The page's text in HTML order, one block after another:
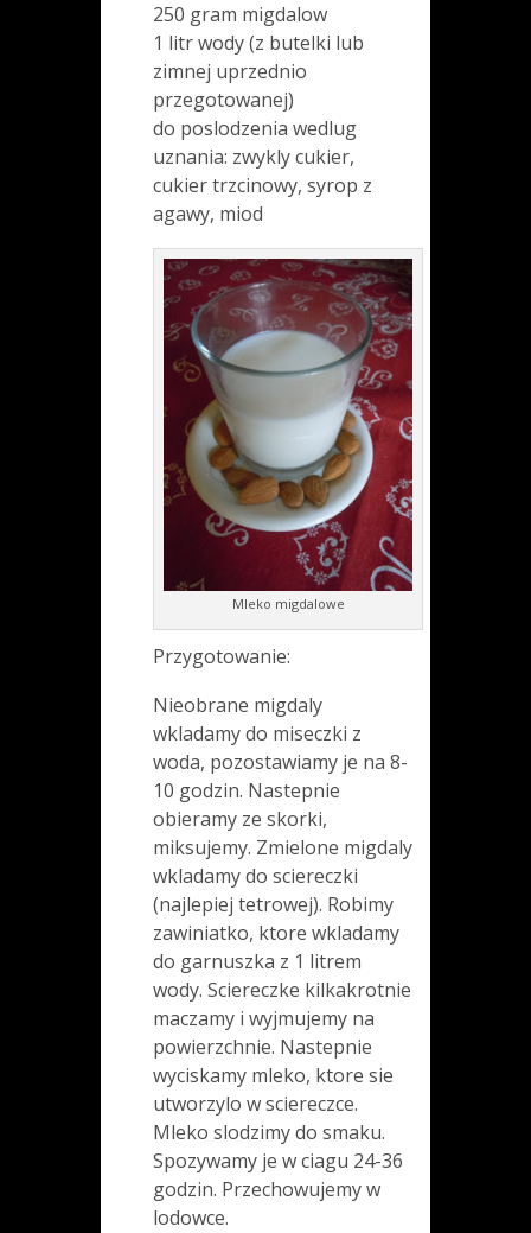
250 gram migdalow
1 litr wody (z butelki lub
zimnej uprzednio
przegotowanej)
do poslodzenia wedlug
uznania: zwykly cukier,
cukier trzcinowy, syrop z
agawy, miod
Mleko migdalowe
Przygotowanie:
Nieobrane migdaly
wkladamy do miseczki z
woda, pozostawiamy je na 8-
10 godzin. Nastepnie
obieramy ze skorki,
miksujemy. Zmielone migdaly
wkladamy do sciereczki
(najlepiej tetrowej). Robimy
zawiniatko, ktore wkladamy
do garnuszka z 1 litrem
wody. Sciereczke kilkakrotnie
maczamy i wyjmujemy na
powierzchnie. Nastepnie
wyciskamy mleko, ktore sie
utworzylo w sciereczce.
Mleko slodzimy do smaku.
Spozywamy je w ciagu 24-36
godzin. Przechowujemy w
lodowce.